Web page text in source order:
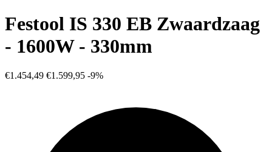
Festool IS 330 EB Zwaardzaag
- 1600W - 330mm
€1.454,49 €1.599,95 -9%